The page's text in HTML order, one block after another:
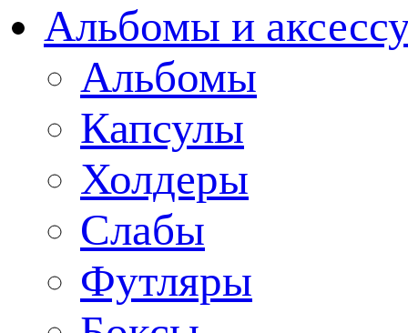
Альбомы и
Альбомы
Капсулы
Холдеры
Слабы
Футляры